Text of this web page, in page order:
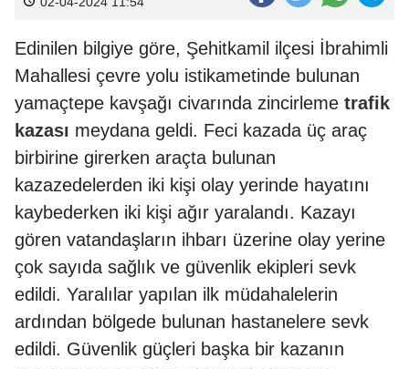
Edinilen bilgiye göre, Şehitkamil ilçesi İbrahimli
Mahallesi çevre yolu istikametinde bulunan
yamaçtepe kavşağı civarında zincirleme trafik
kazası meydana geldi. Feci kazada üç araç
birbirine girerken araçta bulunan
kazazedelerden iki kişi olay yerinde hayatını
kaybederken iki kişi ağır yaralandı. Kazayı
gören vatandaşların ihbarı üzerine olay yerine
çok sayıda sağlık ve güvenlik ekipleri sevk
edildi. Yaralılar yapılan ilk müdahalelerin
ardından bölgede bulunan hastanelere sevk
edildi. Güvenlik güçleri başka bir kazanın